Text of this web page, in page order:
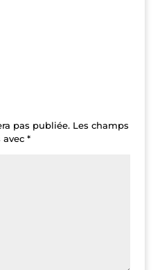
pas publiée. Les champs
*